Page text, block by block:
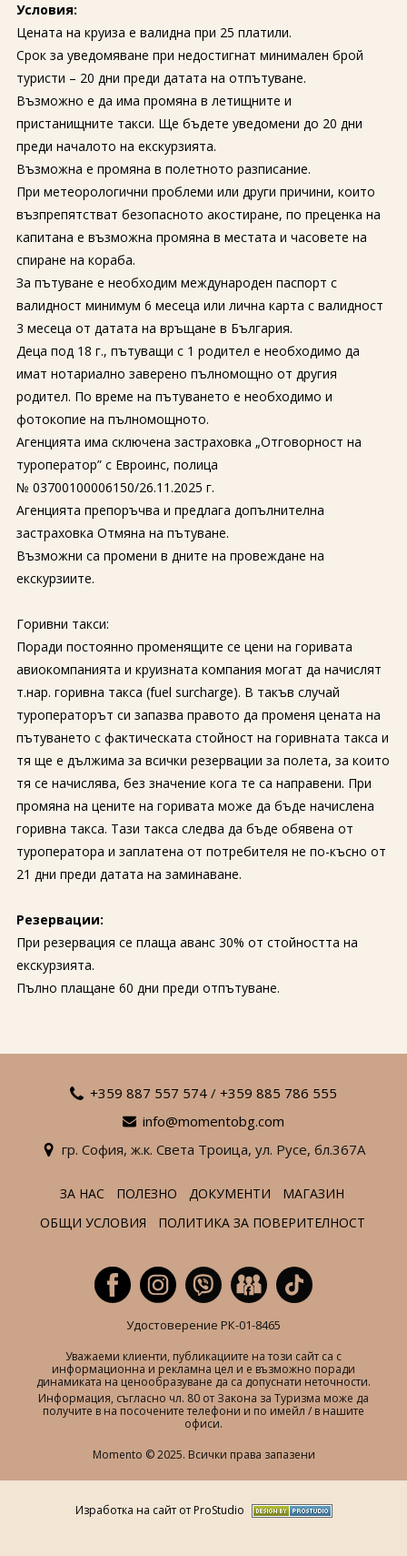
Условия:
Цената на круиза е валидна при 25 платили.
Срок за уведомяване при недостигнат минимален брой
туристи – 20 дни преди датата на отпътуване.
Възможно е да има промяна в летищните и
пристанищните такси. Ще бъдете уведомени до 20 дни
преди началото на екскурзията.
Възможна е промяна в полетното разписание.
При метеорологични проблеми или други причини, които
възпрепятстват безопасното акостиране, по преценка на
капитана е възможна промяна в местата и часовете на
спиране на кораба.
За пътуване е необходим международен паспорт с
валидност минимум 6 месеца или лична карта с валидност
3 месеца от датата на връщане в България.
Деца под 18 г., пътуващи с 1 родител е необходимо да
имат нотариално заверено пълномощно от другия
родител. По време на пътуването е необходимо и
фотокопие на пълномощното.
Агенцията има сключена застраховка „Отговорност на
туроператор” с Евроинс, полица
№ 03700100006150/26.11.2025 г.
Агенцията препоръчва и предлага допълнителна
застраховка Отмяна на пътуване.
Възможни са промени в дните на провеждане на
екскурзиите.
Горивни такси:
Поради постоянно променящите се цени на горивата
авиокомпанията и круизната компания могат да начислят
т.нар. горивна такса (fuel surcharge). В такъв случай
туроператорът си запазва правото да променя цената на
пътуването с фактическата стойност на горивната такса и
тя ще е дължима за всички резервации за полета, за които
тя се начислява, без значение кога те са направени. При
промяна на цените на горивата може да бъде начислена
горивна такса. Тази такса следва да бъде обявена от
туроператора и заплатена от потребителя не по-късно от
21 дни преди датата на заминаване.
Резервации:
При резервация се плаща аванс 30% от стойността на
екскурзията.
Пълно плащане 60 дни преди отпътуване.
+359 887 557 574 / +359 885 786 555
info@momentobg.com
гр. София, ж.к. Света Троица, ул. Русе, бл.367А
ЗА НАС ПОЛЕЗНО ДОКУМЕНТИ
МАГАЗИН
ОБЩИ УСЛОВИЯ
ПОЛИТИКА ЗА ПОВЕРИТЕЛНОСТ
Удостоверение РК-01-8465
Уважаеми клиенти, публикациите на този сайт са с
информационна и рекламна цел и е възможно поради
динамиката на ценообразуване да са допуснати неточности.
Информация, съгласно чл. 80 от Закона за Туризма може да
получите в на посочените телефони и по имейл / в нашите
офиси.
Momento © 2025. Всички права запазени
Изработка на сайт от ProStudio